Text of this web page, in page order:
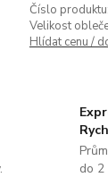
Číslo produktu:
Velikost
Hlídat cenu /
do 2